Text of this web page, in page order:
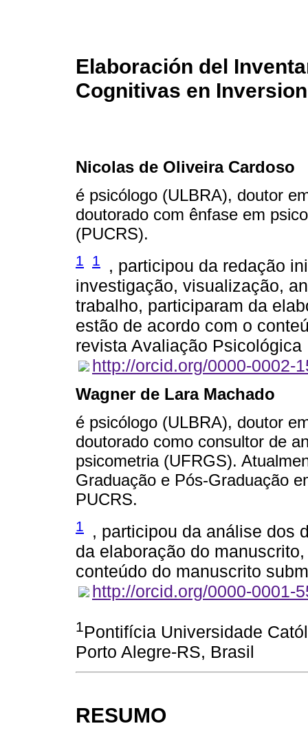
Elaboración del
Cognitivas en
Nicolas de Oliveira Cardoso
é psicólogo (ULBRA), doutor
doutorado com ênfase em
(PUCRS).
1 1
, participou da redação
investigação, visualização,
trabalho, participaram da
estão de acordo com o
revista Avaliação Psicológica
http://orcid.org/0000-0002-
Wagner de Lara Machado
é psicólogo (ULBRA), doutor
doutorado como consultor de
psicometria (UFRGS).
Graduação e Pós-Graduação
PUCRS.
1
, participou da análise dos
da elaboração do
conteúdo do manuscrito
http://orcid.org/0000-0001-
1Pontifícia Universidade
Porto Alegre-RS, Brasil
RESUMO